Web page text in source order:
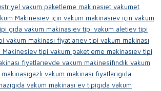
vakum paketleme makinasıet vakumet
Makinesiev için vakum makinasıev için vakum
gıda vakum makinasıev tipi vakum aletiev tipi
vakum makinası fiyatlarıev tipi vakum makinası
Makinesiev tipi vakum paketleme makinasıev tipi
fiyatlarıevde vakum makinesifındık vakum
gazlı vakum makinası fiyatlarıgıda
gıda vakum makinası ev tipigıda vakum